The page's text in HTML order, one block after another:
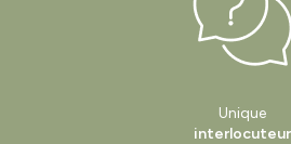
Unique
interlocuteur